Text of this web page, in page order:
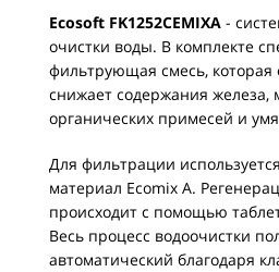
Ecosoft FK1252CEMIXA -
очистки воды. В комплекте
фильтрующая смесь,
снижает содержания железа,
органических примесей и
Для фильтрации
материал Ecomix A.
происходит с помощью
Весь процесс водоочистки
автоматический благодаря